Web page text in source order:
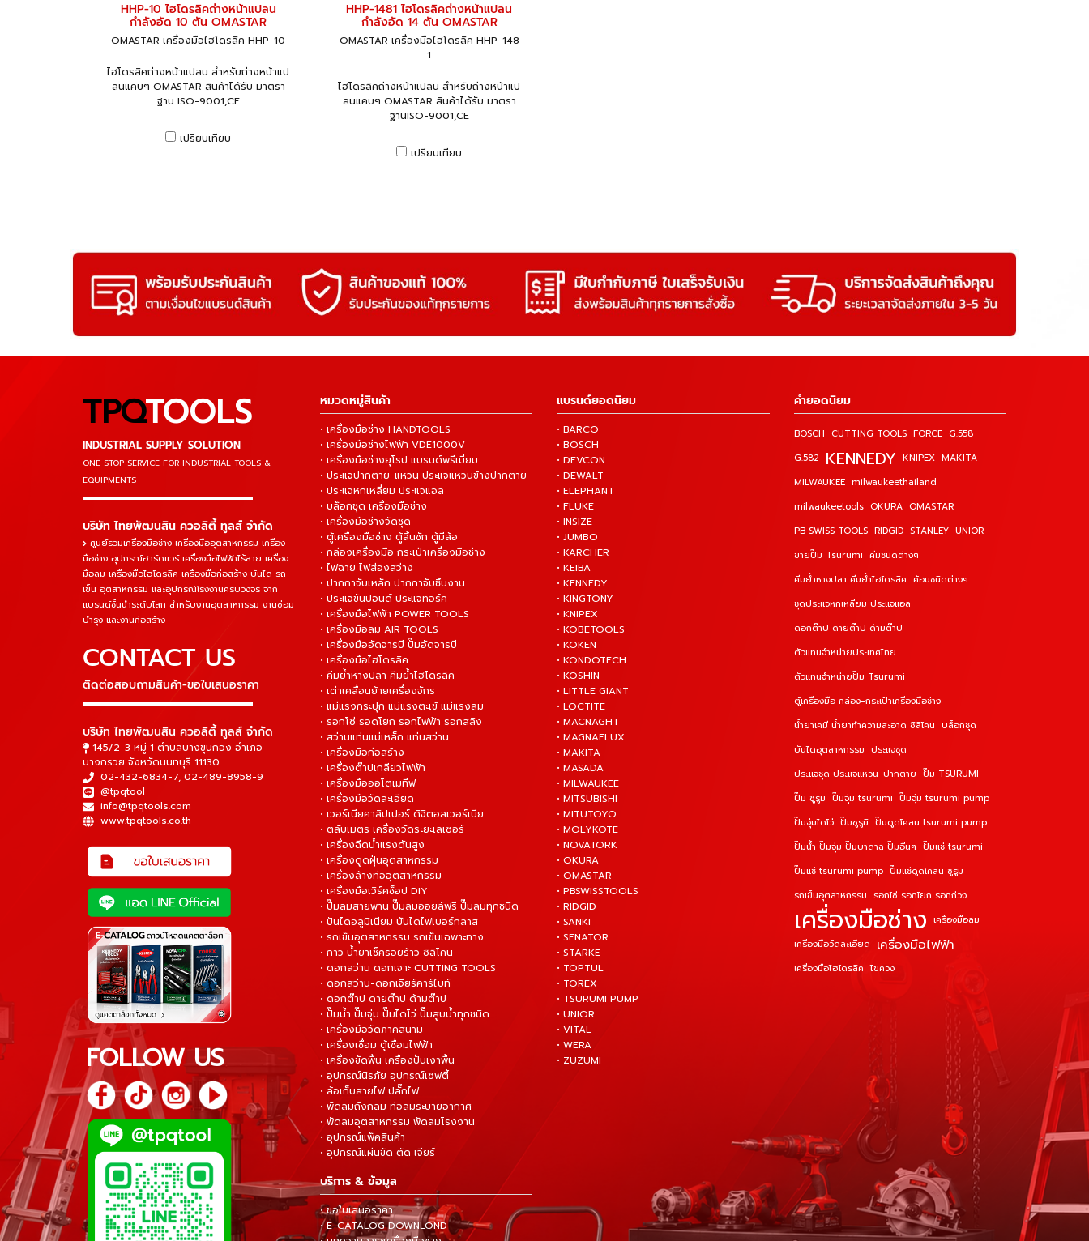
HHP-10 ไฮโดรลิคถ่างหน้าแปลน
กำลังอัด 10 ตัน OMASTAR
OMASTAR เครื่องมือไฮโดรลิค HHP-10
ไฮโดรลิคถ่างหน้าแปลน สำหรับถ่างหน้าแป
ลนแคบๆ OMASTAR สินค้าได้รับ มาตรา
ฐาน ISO-9001,CE
เปรียบเทียบ
HHP-1481 ไฮโดรลิคถ่างหน้าแปลน
กำลังอัด 14 ตัน OMASTAR
OMASTAR เครื่องมือไฮโดรลิค HHP-148
1
ไฮโดรลิคถ่างหน้าแปลน สำหรับถ่างหน้าแป
ลนแคบๆ OMASTAR สินค้าได้รับ มาตรา
ฐานISO-9001,CE
เปรียบเทียบ
TPQTOOLS
INDUSTRIAL SUPPLY SOLUTION
ONE STOP SERVICE FOR INDUSTRIAL TOOLS &
EQUIPMENTS
▬▬▬▬▬▬▬▬▬▬▬▬▬▬▬
บริษัท ไทยพัฒนสิน ควอลิตี้ ทูลส์ จำกัด
ศูนย์รวมเครื่องมือช่าง เครื่องมืออุตสาหกรรม เครื่อง
มือช่าง อุปกรณ์ฮาร์ดแวร์ เครื่องมือไฟฟ้าไร้สาย เครื่อง
มือลม เครื่องมือไฮโดรลิค เครื่องมือก่อสร้าง บันได รถ
เข็น อุตสาหกรรม และอุปกรณ์โรงงานครบวงจร จาก
แบรนด์ชั้นนำระดับโลก สำหรับงานอุตสาหกรรม งานซ่อม
บำรุง และงานก่อสร้าง
CONTACT US
ติดต่อสอบถามสินค้า-ขอใบเสนอราคา
▬▬▬▬▬▬▬▬▬▬▬▬▬▬▬
บริษัท ไทยพัฒนสิน ควอลิตี้ ทูลส์ จำกัด
145/2-3 หมู่ 1 ตำบลบางขุนกอง อำเภอ
บางกรวย จังหวัดนนทบุรี 11130
02-432-6834-7, 02-489-8958-9
@tpqtool
info@tpqtools.com
www.tpqtools.co.th
FOLLOW US
หมวดหมู่สินค้า
• เครื่องมือช่าง HANDTOOLS
• เครื่องมือช่างไฟฟ้า VDE1000V
• เครื่องมือช่างยุโรป แบรนด์พรีเมี่ยม
• ประแจปากตาย-แหวน ประแจแหวนข้างปากตาย
• ประแจหกเหลี่ยม ประแจแอล
• บล็อกชุด เครื่องมือช่าง
• เครื่องมือช่างจัดชุด
• ตู้เครื่องมือช่าง ตู้ลิ้นชัก ตู้มีล้อ
• กล่องเครื่องมือ กระเป๋าเครื่องมือช่าง
• ไฟฉาย ไฟส่องสว่าง
• ปากกาจับเหล็ก ปากกาจับชิ้นงาน
• ประแจขันปอนด์ ประแจทอร์ค
• เครื่องมือไฟฟ้า POWER TOOLS
• เครื่องมือลม AIR TOOLS
• เครื่องมืออัดจารบี ปั๊มอัดจารบี
• เครื่องมือไฮโดรลิค
• คีมย้ำหางปลา คีมย้ำไฮโดรลิค
• เต่าเคลื่อนย้ายเครื่องจักร
• แม่แรงกระปุก แม่แรงตะเข้ แม่แรงลม
• รอกโซ่ รอดโยก รอกไฟฟ้า รอกสลิง
• สว่านแท่นแม่เหล็ก แท่นสว่าน
• เครื่องมือก่อสร้าง
• เครื่องต๊าปเกลียวไฟฟ้า
• เครื่องมือออโตเมทีฟ
• เครื่องมือวัดละเอียด
• เวอร์เนียคาลิปเปอร์ ดิจิตอลเวอร์เนีย
• ตลับเมตร เครื่องวัดระยะเลเซอร์
• เครื่องฉีดน้ำแรงดันสูง
• เครื่องดูดฝุ่นอุตสาหกรรม
• เครื่องล้างท่ออุตสาหกรรม
• เครื่องมือเวิร์คช็อป DIY
• ปั๊มลมสายพาน ปั๊มลมออยล์ฟรี ปั๊มลมทุกชนิด
• ปันไดอลูมิเนียม บันไดไฟเบอร์กลาส
• รถเข็นอุตสาหกรรม รถเข็นเฉพาะทาง
• กาว น้ำยาเช็ครอยร้าว ซิลิโคน
• ดอกสว่าน ดอกเจาะ CUTTING TOOLS
• ดอกสว่าน-ดอกเจียร์คาร์ไบท์
• ดอกต๊าป ดายต๊าป ด้ามต๊าป
• ปั๊มน้ำ ปั๊มจุ่ม ปั๊มไดโว่ ปั๊มสูบน้ำทุกชนิด
• เครื่องมือวัดภาคสนาม
• เครื่องเชื่อม ตู้เชื่อมไฟฟ้า
• เครื่องขัดพื้น เครื่องปั่นเงาพื้น
• อุปกรณ์นิรภัย อุปกรณ์เซฟตี้
• ล้อเก็บสายไฟ ปลั๊กไฟ
• พัดลมถังกลม ท่อลมระบายอากาศ
• พัดลมอุตสาหกรรม พัดลมโรงงาน
• อุปกรณ์แพ็คสินค้า
• อุปกรณ์แผ่นขัด ตัด เจียร์
แบรนด์ยอดนิยม
• BARCO
• BOSCH
• DEVCON
• DEWALT
• ELEPHANT
• FLUKE
• INSIZE
• JUMBO
• KARCHER
• KEIBA
• KENNEDY
• KINGTONY
• KNIPEX
• KOBETOOLS
• KOKEN
• KONDOTECH
• KOSHIN
• LITTLE GIANT
• LOCTITE
• MACNAGHT
• MAGNAFLUX
• MAKITA
• MASADA
• MILWAUKEE
• MITSUBISHI
• MITUTOYO
• MOLYKOTE
• NOVATORK
• OKURA
• OMASTAR
• PBSWISSTOOLS
• RIDGID
• SANKI
• SENATOR
• STARKE
• TOPTUL
• TOREX
• TSURUMI PUMP
• UNIOR
• VITAL
• WERA
• ZUZUMI
บริการ & ข้อมูล
• ขอใบเสนอราคา
• E-CATALOG DOWNLOND
คำยอดนิยม
BOSCH CUTTING TOOLS FORCE G.558
G.582 KENNEDY KNIPEX MAKITA
MILWAUKEE milwaukeethailand
milwaukeetools OKURA OMASTAR
PB SWISS TOOLS RIDGID STANLEY UNIOR
ขายปั๊ม Tsurumi คีมชนิดต่างๆ
คีมย้ำหางปลา คีมย้ำไฮโดรลิค ค้อนชนิดต่างๆ
ชุดประแจหกเหลี่ยม ประแจแอล
ดอกต๊าป ดายต๊าป ด้ามต๊าป
ตัวแทนจำหน่ายประเทศไทย
ตัวแทนจำหน่ายปั๊ม Tsurumi
ตู้เครื่องมือ กล่อง-กระเป๋าเครื่องมือช่าง
น้ำยาเคมี น้ำยาทำความสะอาด ซิลิโคน บล็อกชุด
บันไดอุตสาหกรรม ประแจชุด
ประแจชุด ประแจแหวน-ปากตาย ปั๊ม TSURUMI
ปั๊ม ซูรูมิ ปั๊มจุ่ม tsurumi ปั๊มจุ่ม tsurumi pump
ปั๊มจุ่มไดโว่ ปั๊มซูรูมิ ปั๊มดูดโคลน tsurumi pump
ปั๊มน้ำ ปั๊มจุ่ม ปั๊มบาดาล ปั๊มอื่นๆ ปั๊มแช่ tsurumi
ปั๊มแช่ tsurumi pump ปั๊มแช่ดูดโคลน ซูรูมิ
รถเข็นอุตสาหกรรม รอกโซ่ รอกโยก รอกถ่วง
เครื่องมือช่าง เครื่องมือลม
เครื่องมือวัดละเอียด เครื่องมือไฟฟ้า
เครื่องมือไฮโดรลิค ไขควง